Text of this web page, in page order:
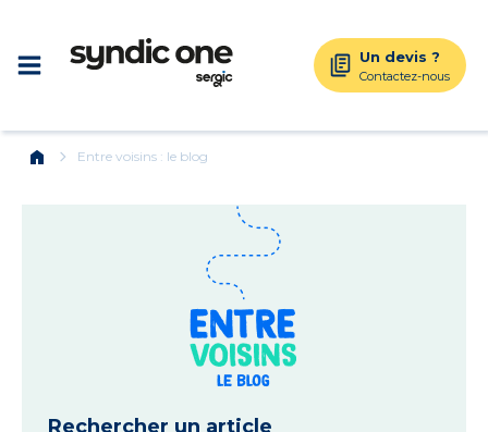
Un devis ?
Contactez-nous
home chevron_right Entre voisins : le blog
Rechercher un article